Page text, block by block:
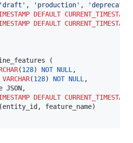
'draft' , 'production' ,
DEFAULT CURRENT_TIMESTAMP
DEFAULT CURRENT_TIMESTAMP
(
(128) NOT NULL ,
VARCHAR(128) NOT NULL ,
JSON
,
DEFAULT CURRENT_TIMESTAMP
(entity_id , feature_name)